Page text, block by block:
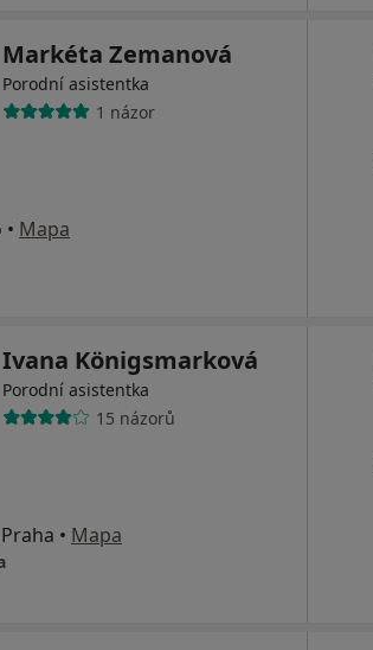
Markéta Zemanová
Porodní asistentka
1 názor
• Mapa
Ivana Königsmarková
Porodní asistentka
15 názorů
• Mapa